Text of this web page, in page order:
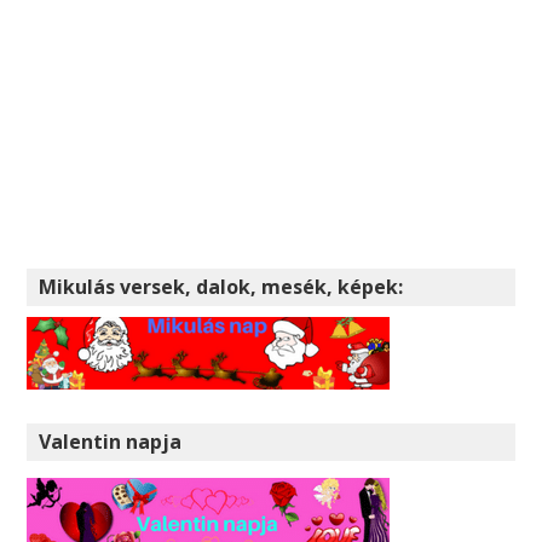
Mikulás versek, dalok, mesék, képek:
Valentin napja